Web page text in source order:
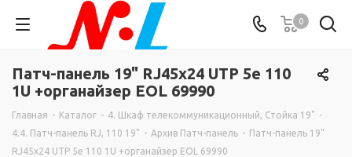
0
Патч-панель 19" RJ45х24 UTP 5e 110
1U +органайзер EOL 69990
Главная - Каталог - 4. Шкаф телекоммуникационный, Стойка 19" -
4.4. Патч-панель RJ, 110 19" - Архив Патч-панель - Патч-панель 19"
RJ45х24 UTP 5e 110 1U +органайзер EOL 69990